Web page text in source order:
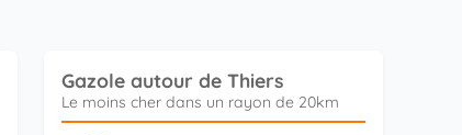
Gazole autour de Thiers